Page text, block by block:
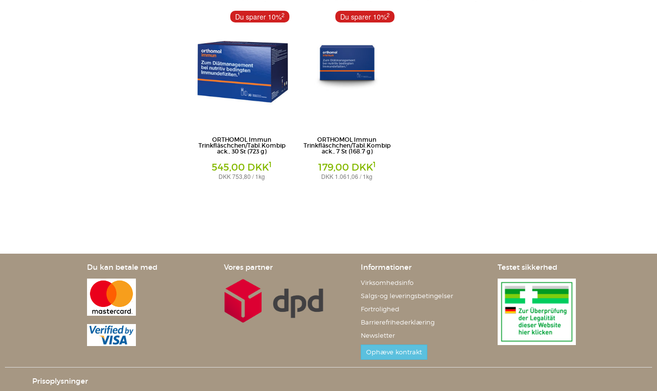
Orthomol - pharmazeutische Vertriebs Orthomol - pharmazeutische Vertriebs
ORTHOMOL Immun
Trinkfläschchen/Tabl.Kombip
ack., 30 St (723 g)
545,00 DKK1
DKK 753,80 / 1kg
Du sparer 10%2
ORTHOMOL Immun
Trinkfläschchen/Tabl.Kombip
ack., 7 St (168.7 g)
179,00 DKK1
DKK 1.061,06 / 1kg
Du sparer 10%2
Du kan betale med Vores partner Informationer
Virksomhedsinfo
Salgs-og leveringsbetingelser
Fortrolighed
Barrierefrihederklæring
Newsletter
Ophæve kontrakt
Testet sikkerhed
Prisoplysninger